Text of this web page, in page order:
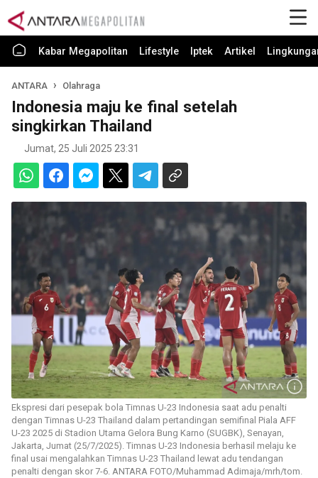
Kabar Megapolitan Lifestyle Iptek Artikel
ANTARA Olahraga
Indonesia maju ke final setelah
singkirkan Thailand
Jumat, 25 Juli 2025 23:31
Ekspresi dari pesepak bola Timnas U-23 Indonesia saat adu penalti
dengan Timnas U-23 Thailand dalam pertandingan semifinal Piala AFF
U-23 2025 di Stadion Utama Gelora Bung Karno (SUGBK), Senayan,
Jakarta, Jumat (25/7/2025). Timnas U-23 Indonesia berhasil melaju ke
final usai mengalahkan Timnas U-23 Thailand lewat adu tendangan
penalti dengan skor 7-6. ANTARA FOTO/Muhammad Adimaja/mrh/tom.